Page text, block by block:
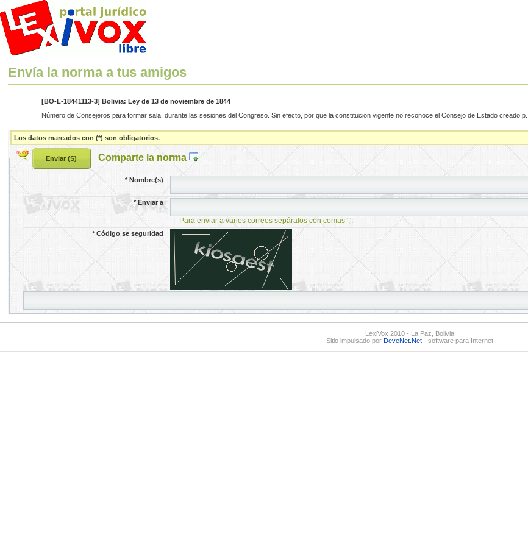
Envía la norma a tus amigos
[BO-L-18441113-3] Bolivia: Ley de 13 de noviembre de 1844
Número de Consejeros para formar sala, durante las sesiones del Congreso. Sin efecto, por que la constitucion vigente no reconoce el Consejo de Estado creado p...
Los datos marcados con (*) son obligatorios.
Comparte la norma
*Nombre(s)
*Enviar a
Para enviar a varios correos sepáralos con comas ','.
*Código se seguridad
LexiVox 2010 - La Paz, Bolivia
Sitio impulsado por DeveNet.Net - software para Internet